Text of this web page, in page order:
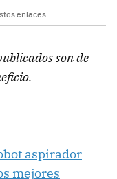
enlaces
son de
aspirador
mejores